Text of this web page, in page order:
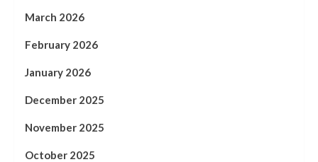
March 2026
February 2026
January 2026
December 2025
November 2025
October 2025